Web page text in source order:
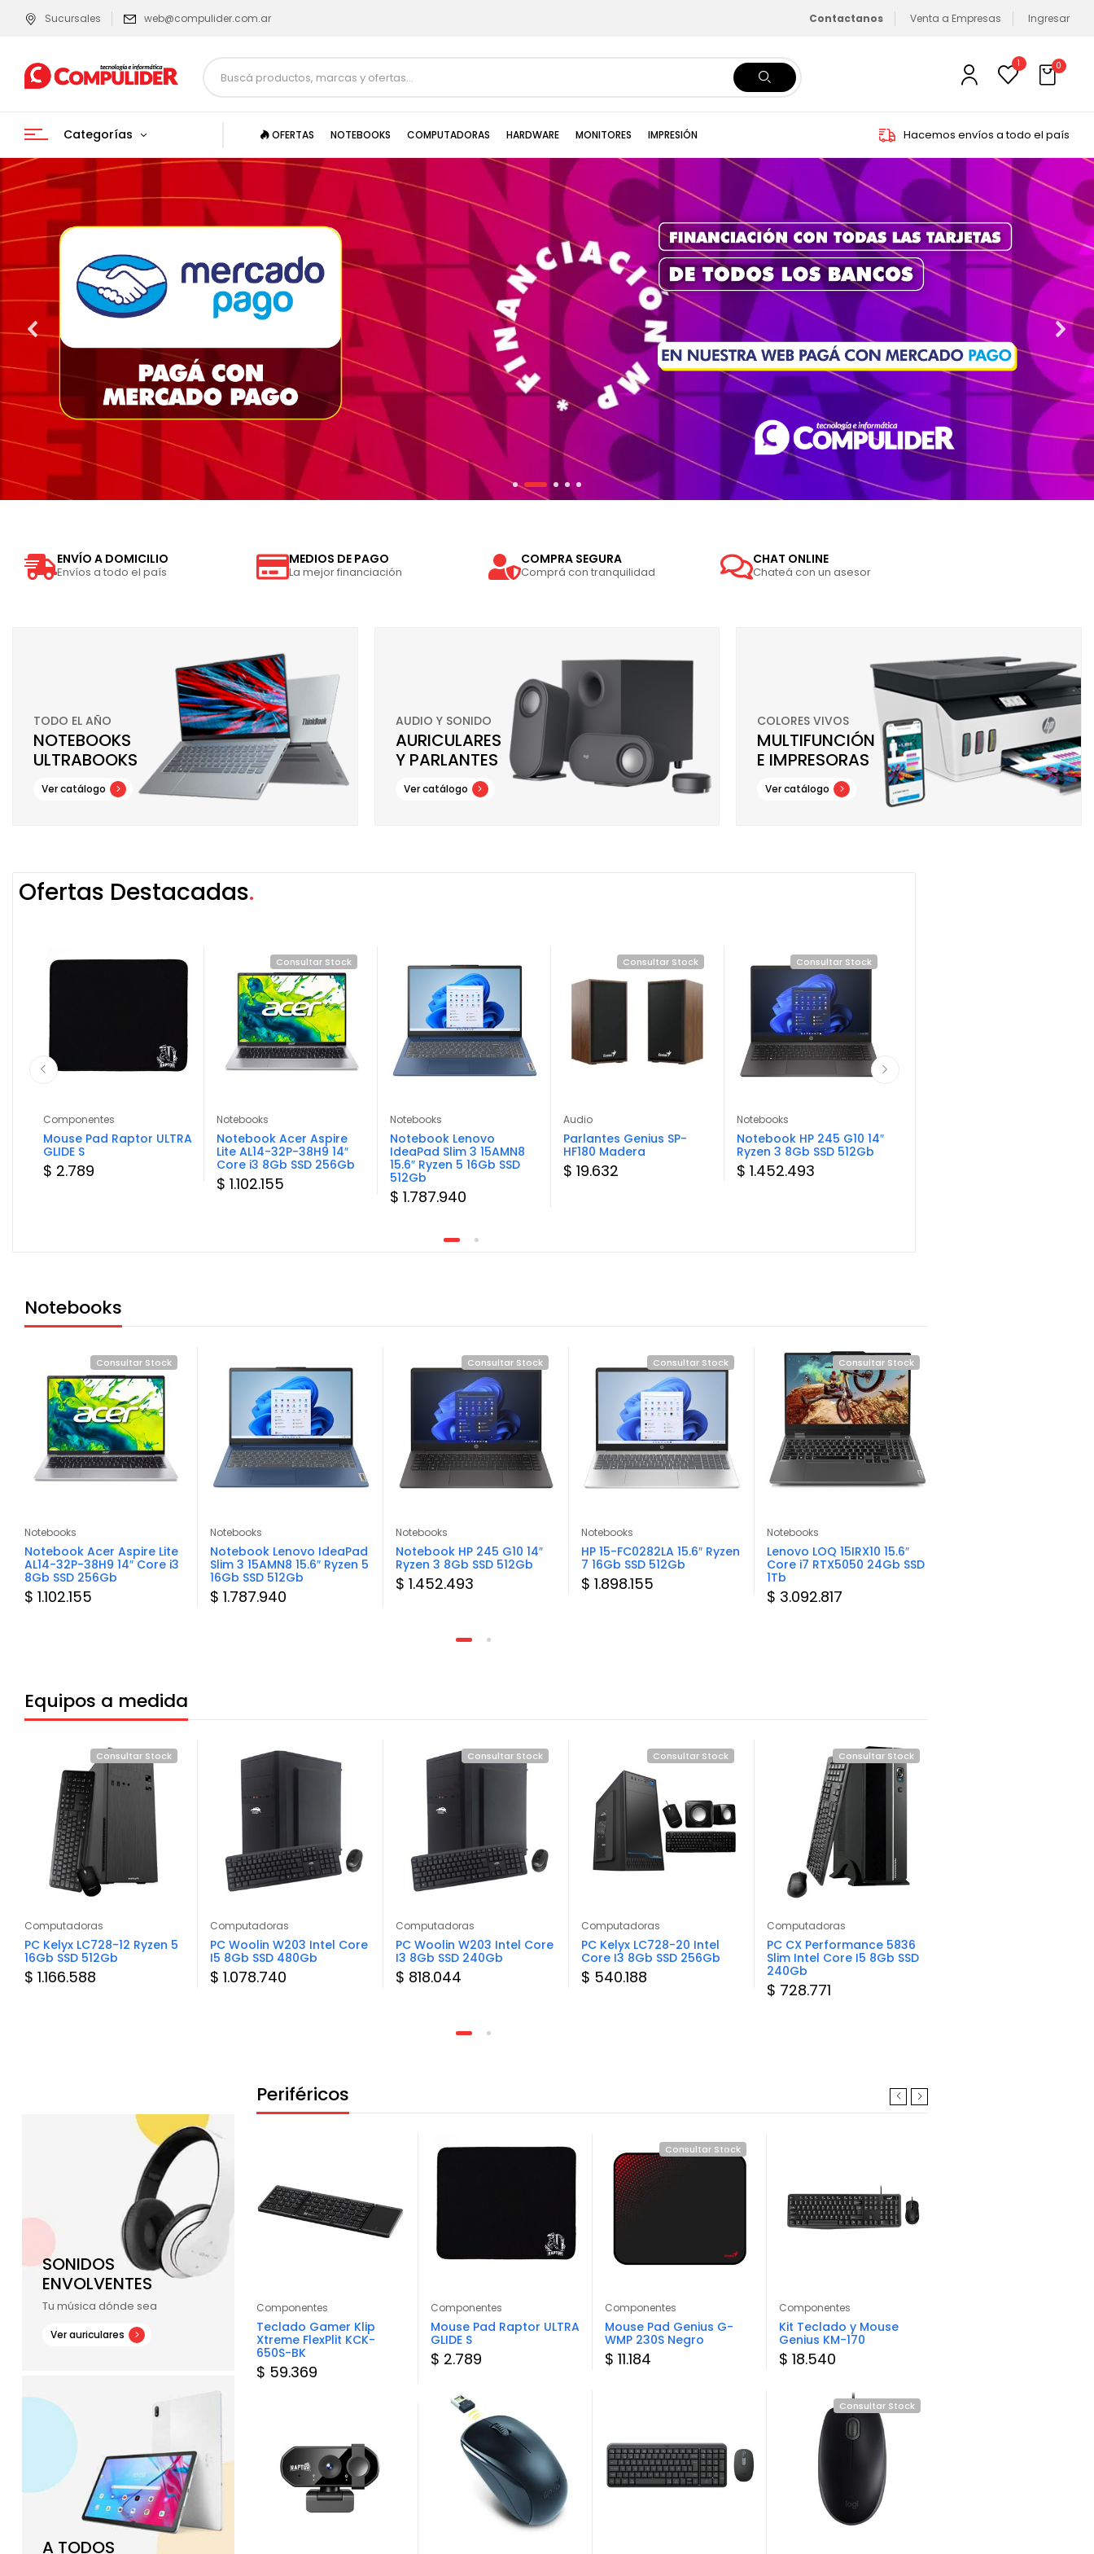
Sucursales web@compulider.com.ar Contactanos Venta a Empresas Ingresar
1 0
Categorías OFERTAS NOTEBOOKS COMPUTADORAS HARDWARE MONITORES IMPRESIÓN Hacemos envíos a todo el país
ENVÍO A DOMICILIO
Envíos a todo el país
MEDIOS DE PAGO
La mejor financiación
COMPRA SEGURA
Comprá con tranquilidad
CHAT ONLINE
Chateá con un asesor
TODO EL AÑO
NOTEBOOKS
ULTRABOOKS
Ver catálogo
AUDIO Y SONIDO
AURICULARES
Y PARLANTES
Ver catálogo
COLORES VIVOS
MULTIFUNCIÓN
E IMPRESORAS
Ver catálogo
Ofertas Destacadas
Componentes
Mouse Pad Raptor ULTRA
GLIDE S
$ 2.789
Consultar Stock
Notebooks
Notebook Acer Aspire
Lite AL14-32P-38H9 14″
Core i3 8Gb SSD 256Gb
$ 1.102.155
Notebooks
Notebook Lenovo
IdeaPad Slim 3 15AMN8
15.6″ Ryzen 5 16Gb SSD
512Gb
$ 1.787.940
Consultar Stock
Audio
Parlantes Genius SP-
HF180 Madera
$ 19.632
Consultar Stock
Notebooks
Notebook HP 245 G10 14″
Ryzen 3 8Gb SSD 512Gb
$ 1.452.493
Notebooks
Consultar Stock
Notebooks
Notebook Acer Aspire Lite
AL14-32P-38H9 14″ Core i3
8Gb SSD 256Gb
$ 1.102.155
Notebooks
Notebook Lenovo IdeaPad
Slim 3 15AMN8 15.6″ Ryzen 5
16Gb SSD 512Gb
$ 1.787.940
Consultar Stock
Notebooks
Notebook HP 245 G10 14″
Ryzen 3 8Gb SSD 512Gb
$ 1.452.493
Consultar Stock
Notebooks
HP 15-FC0282LA 15.6″ Ryzen
7 16Gb SSD 512Gb
$ 1.898.155
Consultar Stock
Notebooks
Lenovo LOQ 15IRX10 15.6″
Core i7 RTX5050 24Gb SSD
1Tb
$ 3.092.817
Equipos a medida
Consultar Stock
Computadoras
PC Kelyx LC728-12 Ryzen 5
16Gb SSD 512Gb
$ 1.166.588
Computadoras
PC Woolin W203 Intel Core
I5 8Gb SSD 480Gb
$ 1.078.740
Consultar Stock
Computadoras
PC Woolin W203 Intel Core
I3 8Gb SSD 240Gb
$ 818.044
Consultar Stock
Computadoras
PC Kelyx LC728-20 Intel
Core I3 8Gb SSD 256Gb
$ 540.188
Consultar Stock
Computadoras
PC CX Performance 5836
Slim Intel Core I5 8Gb SSD
240Gb
$ 728.771
SONIDOS
ENVOLVENTES
Tu música dónde sea
Ver auriculares
A TODOS
Periféricos
Consultar Stock
Componentes
Mouse Pad Gamer
Marvo G39 S
Componentes
Teclado Gamer Klip
Xtreme FlexPlit KCK-
650S-BK
$ 59.369
Componentes
Mouse Pad Raptor ULTRA
GLIDE S
$ 2.789
Consultar Stock
Componentes
Mouse Pad Genius G-
WMP 230S Negro
$ 11.184
Componentes
Kit Teclado y Mouse
Genius KM-170
$ 18.540
Consultar Stock